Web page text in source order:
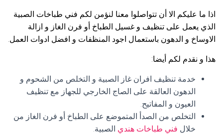
اذا ما عليكم الا أن تتواصلوا معنا لنؤمن لكم فني طباخات الصبية
الذي يعمل على تنظيف و غسيل الطباخ أو فرن الغاز و ازالة
الاوساخ و الدهون باستعمال اجود المنظفات و افضل ادوات العمل.
هذا و نقدم لكم أيضا:
خدمة تنظيف افران غاز الصبية و التخلص من الشحوم و
الدهون العالقة على الصاج الخارجي للجهاز مع تنظيف
العيون و المفاتيح.
التخلص من الصدأ المتموضع على الطباخ أو فرن الغاز من
خلال فني طباخات هندي الصبية.